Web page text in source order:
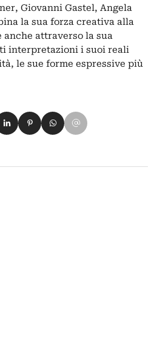
Giovanni Gastel, Angela
la sua forza creativa alla
attraverso la sua
interpretazioni i suoi reali
le sue forme espressive più
Facebook
su Xsu LinkedIn
Condividi su Pinterest
Condividi su WhatsApp
Condividi su Email